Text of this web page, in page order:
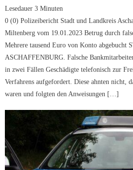
Lesedauer 3 Minuten
0 (0) Polizeibericht Stadt und Landkreis
Miltenberg vom 19.01.2023 Betrug durch
Mehrere tausend Euro von Konto abgebucht
ASCHAFFENBURG. Falsche
in zwei Fällen Geschädigte telefonisch zur
Verfahrens aufgefordert. Diese ahnten nicht,
waren und folgten den Anweisungen […]